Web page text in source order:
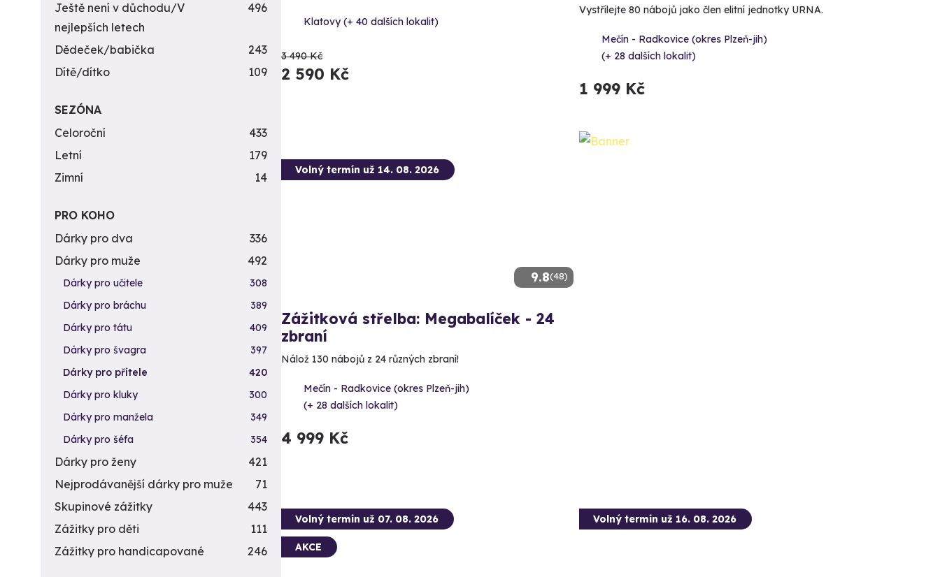
Klatovy (+ 40 dalších lokalit)
3 490 Kč
2 590 Kč
Vystřílejte 80 nábojů jako člen elitní jednotky URNA.
Mečín - Radkovice (okres Plzeň-jih)
(+ 28 dalších lokalit)
1 999 Kč
9.8(48)
Volný termín už 14. 08. 2026
Zážitková střelba: Megabalíček - 24
zbraní
Nálož 130 nábojů z 24 různých zbraní!
Mečín - Radkovice (okres Plzeň-jih)
(+ 28 dalších lokalit)
4 999 Kč
Volný termín už 07. 08. 2026
AKCE
Volný termín už 16. 08. 2026
Ještě není v důchodu/V
nejlepších letech
496
Dědeček/babička
243
Dítě/dítko
109
SEZÓNA
Celoroční
433
Letní
179
Zimní
14
PRO KOHO
Dárky pro dva
336
Dárky pro muže
492
Dárky pro učitele
308
Dárky pro bráchu
389
Dárky pro tátu
409
Dárky pro švagra
397
Dárky pro přítele
420
Dárky pro kluky
300
Dárky pro manžela
349
Dárky pro šéfa
354
Dárky pro ženy
421
Nejprodávanější dárky pro muže
71
Skupinové zážitky
443
Zážitky pro děti
111
Zážitky pro handicapované
246